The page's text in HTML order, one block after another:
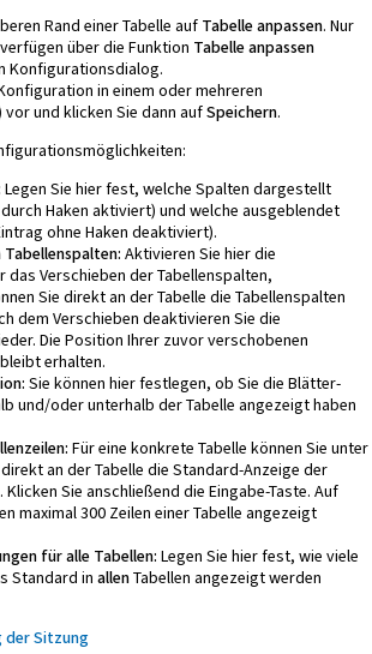
Rand einer Tabelle auf Tabelle anpassen. Nur
über die Funktion Tabelle anpassen
Konfigurationsdialog.
in einem oder mehreren
und klicken Sie dann aufSpeichern.
Legen Sie hier fest, welche Spalten dargestellt
Haken aktiviert) und welche ausgeblendet
ohne Haken deaktiviert).
Aktivieren Sie hier die
das Verschieben der Tabellenspalten,
Sie direkt an der Tabelle die Tabellenspalten
dem Verschieben deaktivieren Sie die
Die Position Ihrer zuvor verschobenen
erhalten.
Sie können hier festlegen, ob Sie die Blätter-
und/oder unterhalb der Tabelle angezeigt haben
Für eine konkrete Tabelle können Sie unter
direkt an der Tabelle die Standard-Anzeige der
Klicken Sie anschließend die Eingabe-Taste. Auf
maximal 300 Zeilen einer Tabelle angezeigt
für alle Tabellen: Legen Sie hier fest, wie viele
Standard in allenTabellen angezeigt werden
der Sitzung